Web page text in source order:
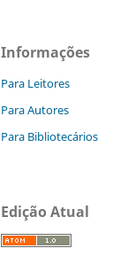
Informações
Para Leitores
Para Autores
Para Bibliotecários
Edição Atual